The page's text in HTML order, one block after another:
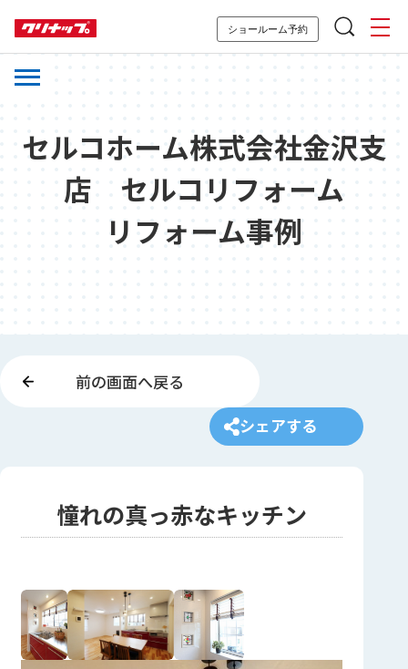
ショールーム予約
セルコホーム株式会社金沢支
店 セルコリフォーム
リフォーム事例
前の画面へ戻る
シェアする
憧れの真っ赤なキッチン